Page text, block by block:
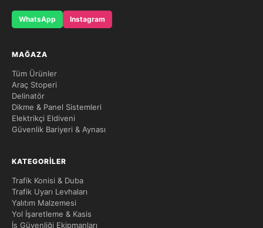
WhatsApp Instagram
MAĞAZA
Tüm Ürünler
Araç Stoperi
Delinatör
Dikme & Panel Sistemleri
Elektrikçi Eldiveni
Güvenlik Bariyeri & Aynası
KATEGORILER
Trafik Konisi & Duba
Trafik Uyarı Levhaları
Yalıtım Malzemesi
Yol İşaretleme & Kasis
İş Güvenliği Ekipmanları